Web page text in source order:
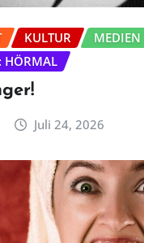
KULTUR
MEDIEN
HÖRMAL
Juli 24, 2026